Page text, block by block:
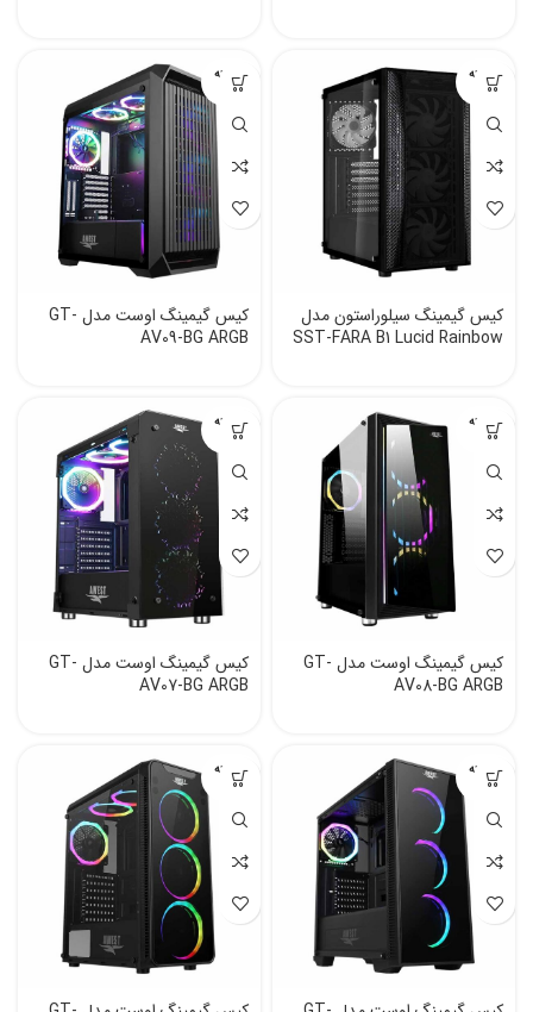
فروخته
شده
کیس گیمینگ سیلوراستون مدل
SST-FARA B1 Lucid Rainbow
فروخته
شده
کیس گیمینگ اوست مدل GT-
AV09-BG ARGB
فروخته
شده
کیس گیمینگ اوست مدل GT-
AV08-BG ARGB
فروخته
شده
کیس گیمینگ اوست مدل GT-
AV07-BG ARGB
فروخته
شده
فروخته
شده